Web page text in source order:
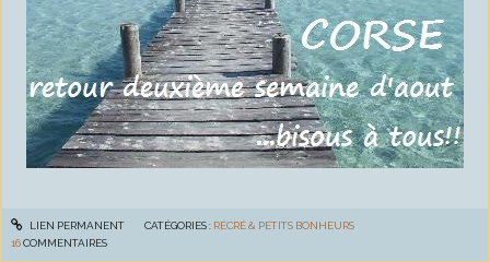
LIEN PERMANENT CATÉGORIES : RÉCRÉ & PETITS BONHEURS
16COMMENTAIRES